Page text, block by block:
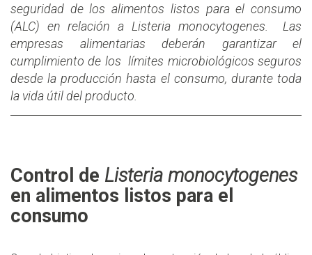
seguridad de los alimentos listos para el consumo
(ALC) en relación a Listeria monocytogenes. Las
empresas alimentarias deberán garantizar el
cumplimiento de los límites microbiológicos seguros
desde la producción hasta el consumo, durante toda
la vida útil del producto.
Control de Listeria monocytogenes
en alimentos listos para el
consumo